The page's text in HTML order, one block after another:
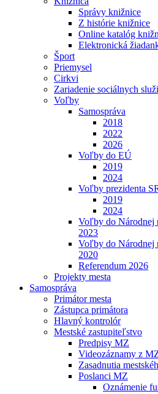
Správy knižnice
Z histórie knižnice
Online katalóg
Elektronická
Šport
Priemysel
Cirkvi
Zariadenie sociálnych
Voľby
Samospráva
2018
2022
2026
Voľby do EÚ
2019
2024
Voľby prezidenta
2019
2024
Voľby do Národnej
2023
Voľby do Národnej
2020
Referendum 2026
Projekty mesta
Samospráva
Primátor mesta
Zástupca primátora
Hlavný kontrolór
Mestské zastupiteľstvo
Predpisy MZ
Videozáznamy z
Zasadnutia
Poslanci MZ
Oznámenie